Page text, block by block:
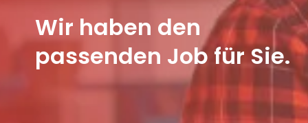
Wir haben den
passenden Job für Sie.